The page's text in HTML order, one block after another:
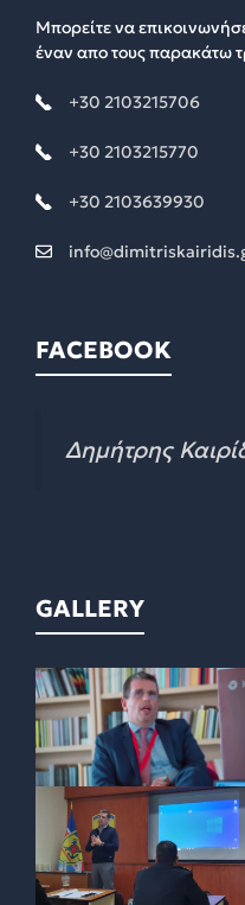
Μπορείτε να
έναν απο τους παρακάτω
+30 2103215706
+30 2103215770
+30 2103639930
FACEBOOK
Δημήτρης
GALLERY